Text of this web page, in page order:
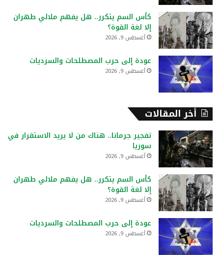
كأس السم يتكرر.. هل يفهم ملالي طهران
إلا لغة القوة؟
أغسطس 9, 2026
عودة إلى حرب المصطلحات والسرديات
أغسطس 9, 2026
أخر المقالات
تفجير جرمانا.. هناك من لا يريد الاستقرار في
سوريا
أغسطس 9, 2026
كأس السم يتكرر.. هل يفهم ملالي طهران
إلا لغة القوة؟
أغسطس 9, 2026
عودة إلى حرب المصطلحات والسرديات
أغسطس 9, 2026